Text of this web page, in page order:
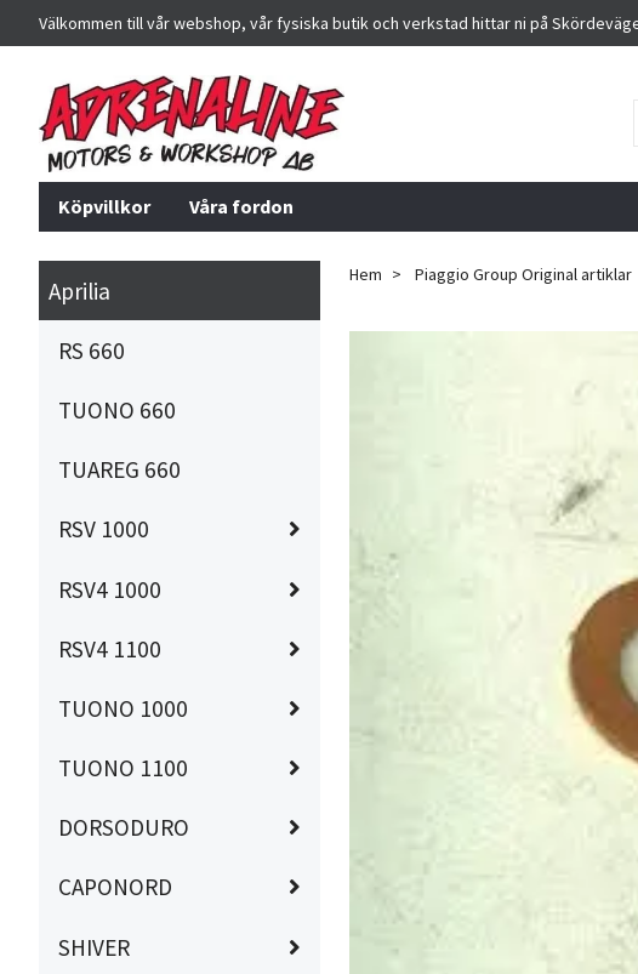
Välkommen till vår webshop, vår fysiska butik och verkstad hittar ni på
Köpvillkor Våra fordon
Aprilia
RS 660
TUONO 660
TUAREG 660
RSV 1000
RSV4 1000
RSV4 1100
TUONO 1000
TUONO 1100
DORSODURO
CAPONORD
SHIVER
Hem Piaggio Group Original artiklar